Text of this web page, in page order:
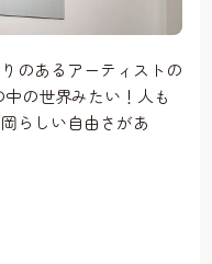
のあるアーティストの
の世界みたい！人も
らしい自由さがあ